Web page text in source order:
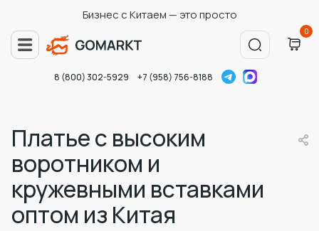
Бизнес с Китаем — это просто
0
8 (800) 302-5929 +7 (958) 756-8188
Платье с высоким
воротником и
кружевными вставками
оптом из Китая